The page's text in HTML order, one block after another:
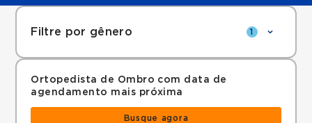
Filtre por gênero 1
Ortopedista de Ombro com data de
agendamento mais próxima
Busque agora